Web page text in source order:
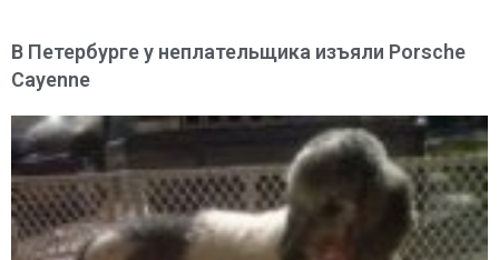
В Петербурге у неплательщика изъяли Porsche
Cayenne